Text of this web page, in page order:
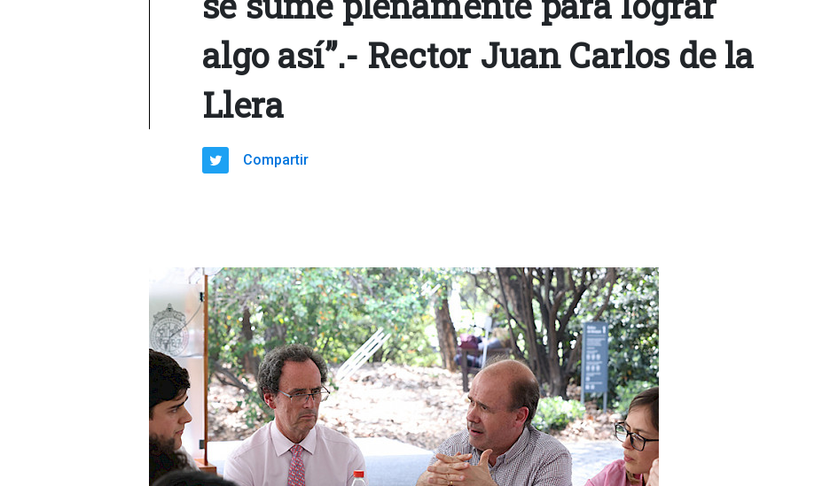
algo así”.- Rector Juan Carlos de la
Llera
Compartir